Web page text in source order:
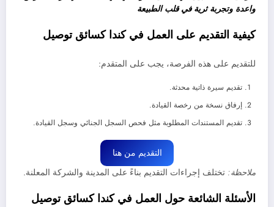
واعدة وتجربة ثرية في قلب الطبيعة
كيفية التقديم على العمل في كندا كسائق توصيل
للتقديم على هذه الفرصة، يجب على المتقدم:
تقديم سيرة ذاتية محدثة.
إرفاق نسخة من رخصة القيادة.
تقديم المستندات المطلوبة مثل فحص السجل الجنائي وسجل القيادة.
التقديم من هنا
ملاحظة: تختلف إجراءات التقديم بناءً على المدينة والشركة المعلنة.
الأسئلة الشائعة حول العمل في كندا كسائق توصيل